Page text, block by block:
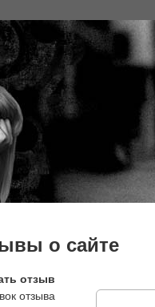
и его
о сайте
отзыв
отзыва